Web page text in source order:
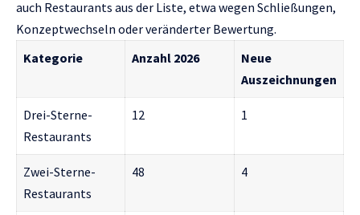
auch Restaurants aus der Liste, etwa wegen Schließungen,
Konzeptwechseln oder veränderter Bewertung.
Kategorie
Anzahl 2026
Neue
Auszeichnungen
Drei-Sterne-
Restaurants
12 1
Zwei-Sterne-
Restaurants
48 4